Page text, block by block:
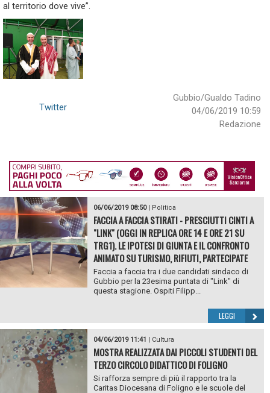
al territorio dove vive”.
Gubbio/Gualdo Tadino
04/06/2019 10:59
Redazione
Twitter
06/06/2019 08:50| Politica
FACCIA A FACCIA STIRATI - PRESCIUTTI CINTI A
"LINK" (OGGI IN REPLICA ORE 14 E ORE 21 SU
TRG1). LE IPOTESI DI GIUNTA E IL CONFRONTO
ANIMATO SU TURISMO, RIFIUTI, PARTECIPATE
Faccia a faccia tra i due candidati sindaco di
Gubbio per la 23esima puntata di "Link" di
questa stagione. Ospiti Filipp...
LEGGI
04/06/2019 11:41 Cultura
MOSTRA REALIZZATA DAI PICCOLI STUDENTI DEL
TERZO CIRCOLO DIDATTICO DI FOLIGNO
Si rafforza sempre di più il rapporto tra la
Caritas Diocesana di Foligno e le scuole del